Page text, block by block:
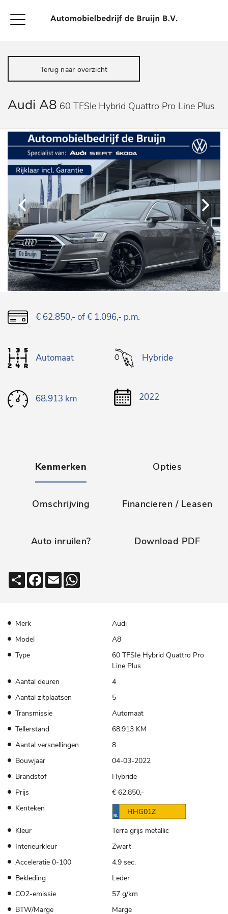
Terug naar overzicht
Audi A8 60 TFSIe Hybrid Quattro Pro Line Plus
€ 62.850,- of € 1.096,- p.m.
Automaat Hybride
68.913 km 2022
Kenmerken Opties
Omschrijving Financieren / Leasen
Auto inruilen? Download PDF
DeelFacebook
Email
Merk
Audi
Model
A8
Type
60 TFSIe Hybrid Quattro Pro
Line Plus
Aantal deuren
4
Aantal zitplaatsen
5
Transmissie
Automaat
Tellerstand
68.913 KM
Aantal versnellingen
8
Bouwjaar
04-03-2022
Brandstof
Hybride
Prijs
€ 62.850,-
Kenteken
HHG01Z
Kleur
Terra grijs metallic
Interieurkleur
Zwart
Acceleratie 0-100
4.9 sec.
Bekleding
Leder
CO2-emissie
57 g/km
BTW/Marge
Marge